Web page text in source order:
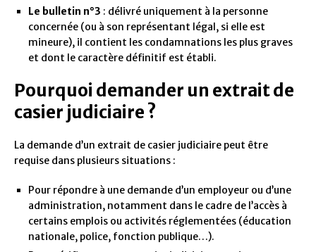
Le bulletin n°3 : délivré uniquement à la personne
concernée (ou à son représentant légal, si elle est
mineure), il contient les condamnations les plus graves
et dont le caractère définitif est établi.
Pourquoi demander un extrait de
casier judiciaire ?
La demande d’un extrait de casier judiciaire peut être
requise dans plusieurs situations :
Pour répondre à une demande d’un employeur ou d’une
administration, notamment dans le cadre de l’accès à
certains emplois ou activités réglementées (éducation
nationale, police, fonction publique…).